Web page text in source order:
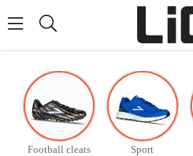
Football cleats Sport